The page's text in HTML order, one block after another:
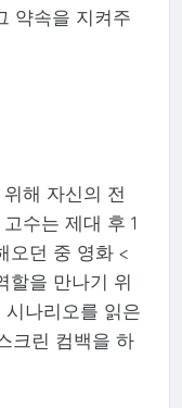
약속을 지켜주
위해 자신의 전
수는 제대 후 1
오던 중 영화 <
할을 만나기 위
시나리오를 읽은
크린 컴백을 하